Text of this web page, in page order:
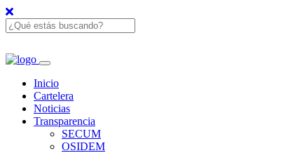
Inicio
Cartelera
Noticias
Transparencia
SECUM
OSIDEM